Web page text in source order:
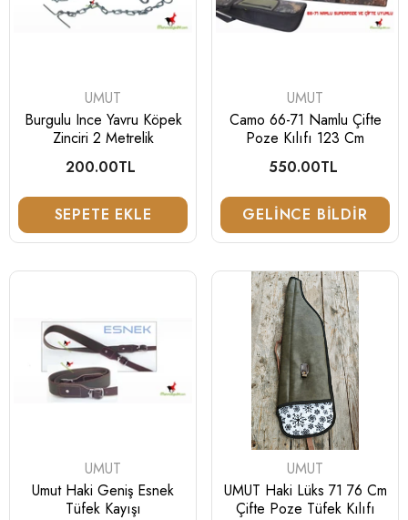
Mahmutoğluav
SATICI:
DARGO
Dargo A05 W Haki Turuncu
Kapaklı Avcı Yeleği 40 Lı
1,390.00TL
Tükendi
SATICI:
YOHJI
Yohji Profesyonel
Normal
fiyat
1,450.00TL
GELINCE
SATICI:
UMUT
Burgulu Ince Yavru Köpek
Zinciri 2 Metrelik
Normal
200.00TL
SEPETE EKLE
SATICI:
UMUT
Camo 66-71 Namlu Çifte
Poze Kılıfı 123 Cm
Normal
550.00TL
GELINCE BILDIR
SATICI:
UMUT
Umut Haki Geniş Esnek
Tüfek Kayışı
SATICI:
UMUT
UMUT Haki Lüks 71 76 Cm
Çifte Poze Tüfek Kılıfı